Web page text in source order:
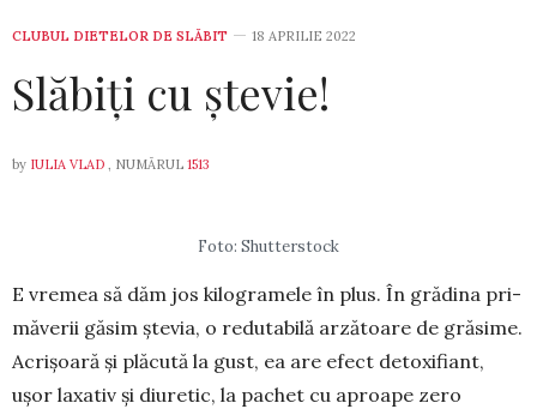
CLUBUL DIETELOR DE SLĂBIT 18 APRILIE 2022
Slăbiți cu ștevie!
by IULIA VLAD , NUMĂRUL 1513
Foto: Shutterstock
E vremea să dăm jos kilo­gra­mele în plus. În grădina pri­
măverii găsim ștevia, o redutabilă ar­zătoare de grăsime.
Acrișoară și plă­cută la gust, ea are efect detoxifiant,
ușor laxativ și diuretic, la pachet cu aproape zero